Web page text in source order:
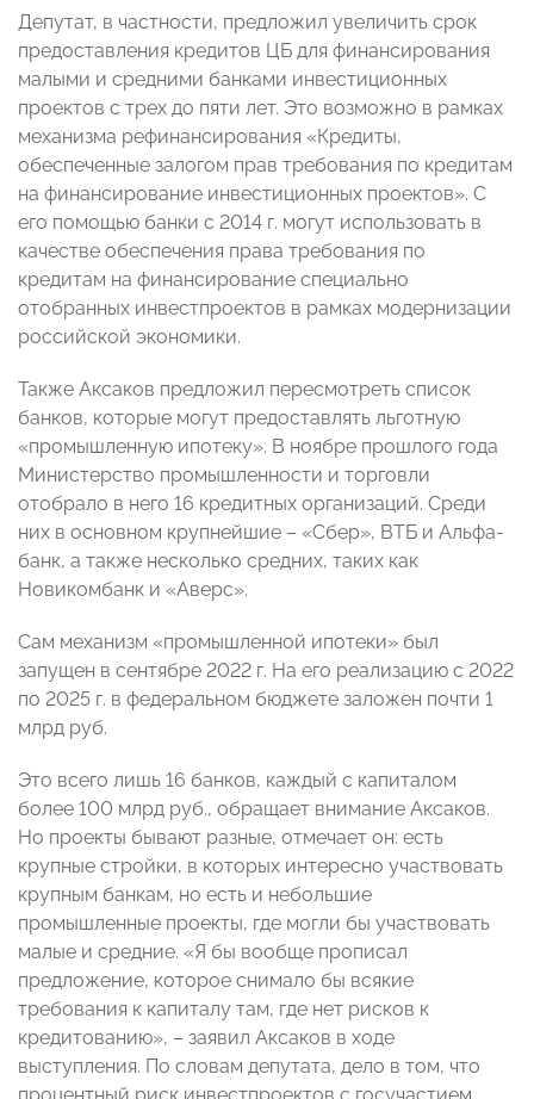
Депутат, в частности, предложил увеличить срок
предоставления кредитов ЦБ для финансирования
малыми и средними банками инвестиционных
проектов с трех до пяти лет. Это возможно в рамках
механизма рефинансирования «Кредиты,
обеспеченные залогом прав требования по кредитам
на финансирование инвестиционных проектов». С
его помощью банки с 2014 г. могут использовать в
качестве обеспечения права требования по
кредитам на финансирование специально
отобранных инвестпроектов в рамках модернизации
российской экономики.
Также Аксаков предложил пересмотреть список
банков, которые могут предоставлять льготную
«промышленную ипотеку». В ноябре прошлого года
Министерство промышленности и торговли
отобрало в него 16 кредитных организаций. Среди
них в основном крупнейшие – «Сбер», ВТБ и Альфа-
банк, а также несколько средних, таких как
Новикомбанк и «Аверс».
Сам механизм «промышленной ипотеки» был
запущен в сентябре 2022 г. На его реализацию с 2022
по 2025 г. в федеральном бюджете заложен почти 1
млрд руб.
Это всего лишь 16 банков, каждый с капиталом
более 100 млрд руб., обращает внимание Аксаков.
Но проекты бывают разные, отмечает он: есть
крупные стройки, в которых интересно участвовать
крупным банкам, но есть и небольшие
промышленные проекты, где могли бы участвовать
малые и средние. «Я бы вообще прописал
предложение, которое снимало бы всякие
требования к капиталу там, где нет рисков к
кредитованию», – заявил Аксаков в ходе
выступления. По словам депутата, дело в том, что